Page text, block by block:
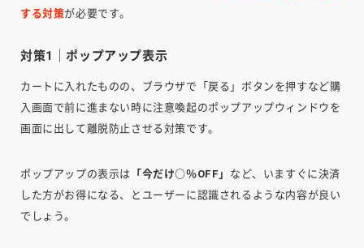
する対策が必要です。
対策1｜ポップアップ表示
カートに入れたものの、ブラウザで「戻る」ボタンを押すなど購
入画面で前に進まない時に注意喚起のポップアップウィンドウを
画面に出して離脱防止させる対策です。
ポップアップの表示は 「今だけ○％OFF」 など、いますぐに決済
した方がお得になる、とユーザーに認識されるような内容が良い
でしょう。